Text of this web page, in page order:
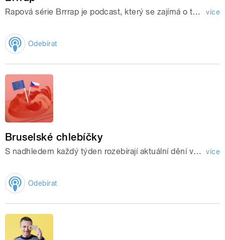
Rapová série Brrrap je podcast, který se zajímá o to, co se honí rapperům v hlavě, když nedrží mikrofon v ruce. Za jaké kariérní rozhodnutí by si rappeři nafackovali? více
Odebírat
Bruselské chlebíčky
S nadhledem každý týden rozebírají aktuální dění v Evropské unii a přehledně servírují ty nejdůležitější události i zajímavosti ze zákulisí evropské politiky. více
Odebírat